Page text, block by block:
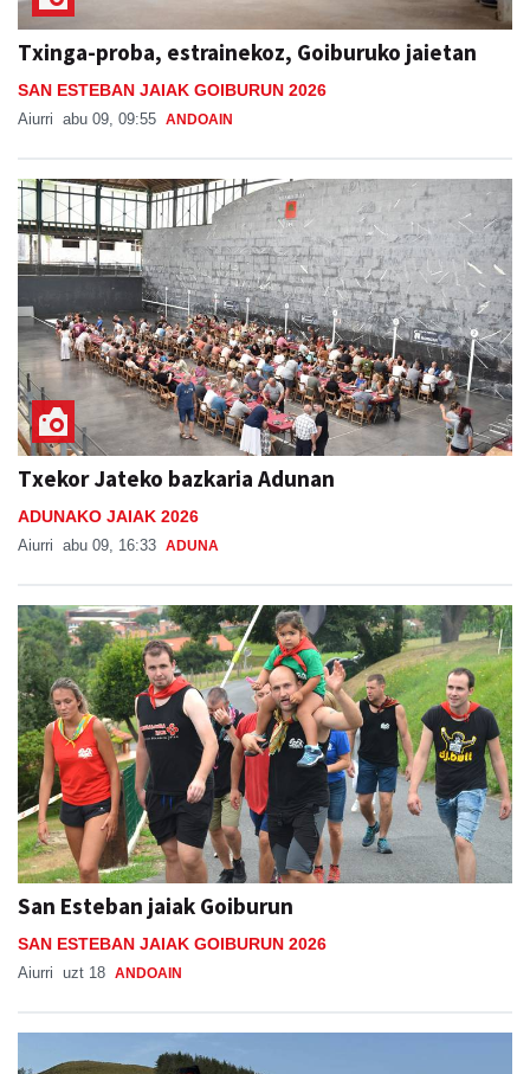
Txinga-proba, estrainekoz, Goiburuko jaietan
SAN ESTEBAN JAIAK GOIBURUN 2026
Aiurri abu 09, 09:55 ANDOAIN
Txekor Jateko bazkaria Adunan
ADUNAKO JAIAK 2026
Aiurri abu 09, 16:33 ADUNA
San Esteban jaiak Goiburun
SAN ESTEBAN JAIAK GOIBURUN 2026
Aiurri uzt 18 ANDOAIN